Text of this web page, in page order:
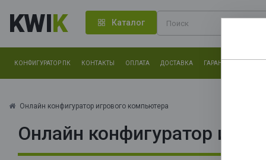
KWIK Каталог
КОНФИГУРАТОР ПК КОНТАКТЫ ОПЛАТА ДОСТАВКА ГАРАНТИЯ
Онлайн конфигуратор игрового компьютера
Онлайн конфигуратор